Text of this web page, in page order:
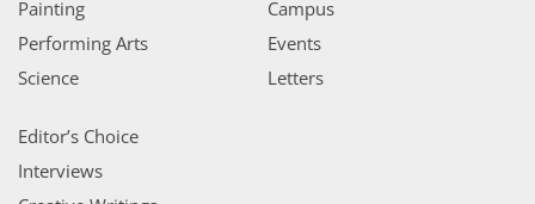
Painting
Performing Arts
Science
Campus
Events
Letters
Editor’s Choice
Interviews